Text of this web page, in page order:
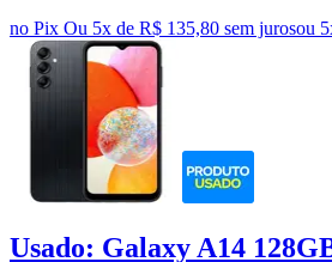
no Pix Ou 5x de R$ 135,80 sem jurosou 5
Usado: Galaxy A14